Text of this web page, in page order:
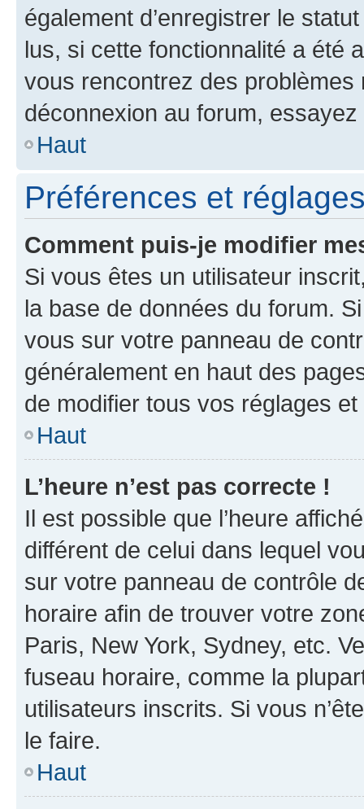
également d’enregistrer le
lus, si cette fonctionnalité a été
vous rencontrez des
déconnexion au forum,
Haut
Préférences et
Comment puis-je modifier
Si vous êtes un utilisateur
la base de données du forum.
vous sur votre panneau de
généralement en haut des
de modifier tous vos réglages
Haut
L’heure n’est pas correcte !
Il est possible que l’heure
différent de celui dans lequel
sur votre panneau de contrôle
horaire afin de trouver votre
Paris, New York, Sydney, etc.
fuseau horaire, comme la
utilisateurs inscrits. Si vous
le faire.
Haut